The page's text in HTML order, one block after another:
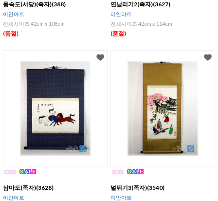
풍속도(서당)(족자)(388)
이안아트
전체사이즈 42cm x 108cm
(품절)
연날리기2(족자)(3627)
이안아트
전체사이즈 42cm x 114cm
(품절)
삼마도(족자)(3628)
이안아트
널뛰기3(족자)(3540)
이안아트